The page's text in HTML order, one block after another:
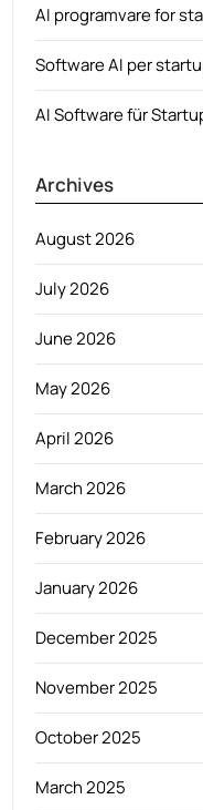
AI programvare for
Software AI per
AI Software für
Archives
August 2026
July 2026
June 2026
May 2026
April 2026
March 2026
February 2026
January 2026
December 2025
November 2025
October 2025
March 2025